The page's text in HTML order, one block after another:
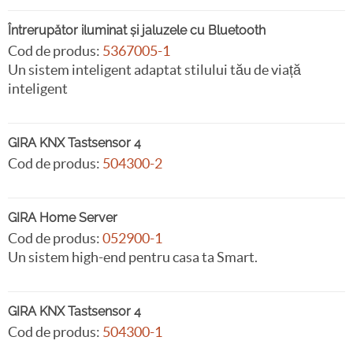
Întrerupător iluminat și jaluzele cu Bluetooth
Cod de produs: 5367005-1
Un sistem inteligent adaptat stilului tău de viață
inteligent
GIRA KNX Tastsensor 4
Cod de produs: 504300-2
GIRA Home Server
Cod de produs:052900-1
Un sistem high-end pentru casa ta Smart.
GIRA KNX Tastsensor 4
Cod de produs: 504300-1